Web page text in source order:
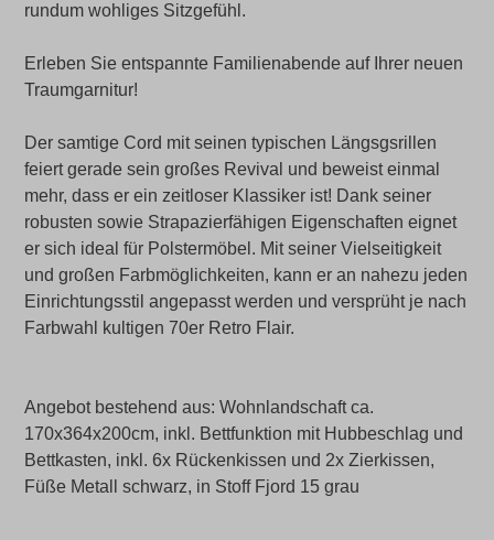
rundum wohliges Sitzgefühl.
Erleben Sie entspannte Familienabende auf Ihrer neuen
Traumgarnitur!
Der samtige Cord mit seinen typischen Längsgsrillen
feiert gerade sein großes Revival und beweist einmal
mehr, dass er ein zeitloser Klassiker ist! Dank seiner
robusten sowie Strapazierfähigen Eigenschaften eignet
er sich ideal für Polstermöbel. Mit seiner Vielseitigkeit
und großen Farbmöglichkeiten, kann er an nahezu jeden
Einrichtungsstil angepasst werden und versprüht je nach
Farbwahl kultigen 70er Retro Flair.
Angebot bestehend aus: Wohnlandschaft ca.
170x364x200cm, inkl. Bettfunktion mit Hubbeschlag und
Bettkasten, inkl. 6x Rückenkissen und 2x Zierkissen,
Füße Metall schwarz, in Stoff Fjord 15 grau